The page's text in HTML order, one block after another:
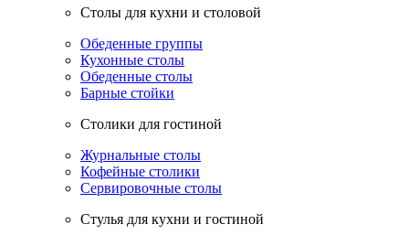
Столы для кухни и столовой
Обеденные группы
Кухонные столы
Обеденные столы
Барные стойки
Столики для гостиной
Журнальные столы
Кофейные столики
Сервировочные столы
Стулья для кухни и гостиной